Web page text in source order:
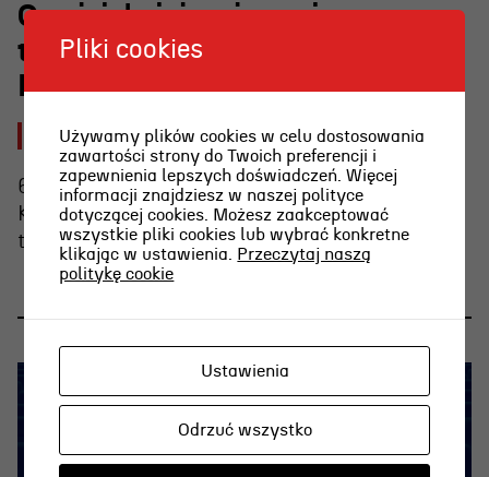
O najpiękniejszej scenie
teatralnej w Polsce w RADIU
KASZËBË
2026-08-03 [pon]
6 sierpnia o g. 15.00 Weronika Nawieśniak i
Krzysztof Berendt opowiedzą o emocjach
towarzyszących graniu na wieczornej plaży.
Pliki cookies
Używamy plików cookies w celu dostosowania
zawartości strony do Twoich preferencji i
zapewnienia lepszych doświadczeń. Więcej
informacji znajdziesz w naszej polityce
dotyczącej cookies. Możesz zaakceptować
wszystkie pliki cookies lub wybrać konkretne
klikając w ustawienia. Przeczytaj naszą
politykę cookie
Ustawienia
Odrzuć wszystko